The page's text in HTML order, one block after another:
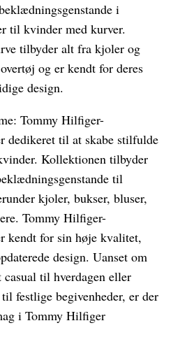
i
til kvinder med kurver.
tilbyder alt fra kjoler og
og er kendt for deres
design.
Tommy Hilfiger-
dedikeret til at skabe stilfulde
Kollektionen tilbyder
til
kjoler, bukser, bluser,
Tommy Hilfiger-
kendt for sin høje kvalitet,
design. Uanset om
til hverdagen eller
festlige begivenheder, er der
i Tommy Hilfiger